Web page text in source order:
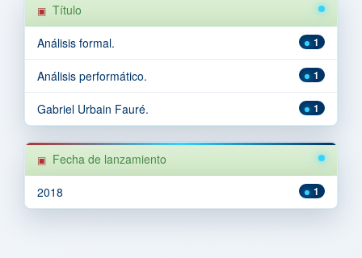
Título
1
Análisis formal.
1
Análisis performático.
1
Gabriel Urbain Fauré.
Fecha de lanzamiento
1
2018